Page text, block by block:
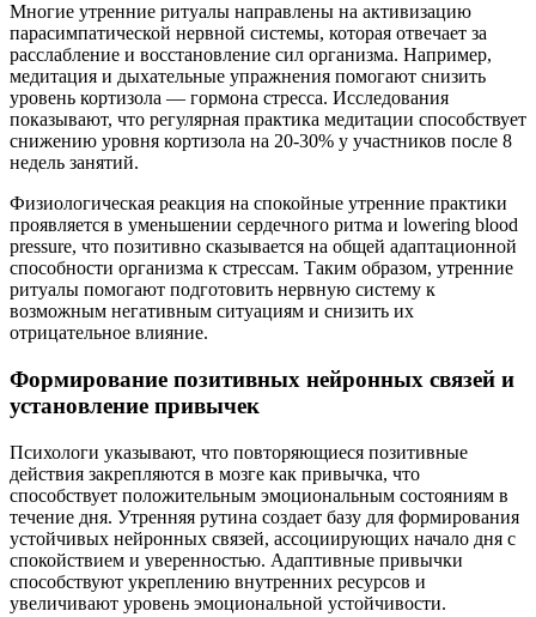
Многие утренние ритуалы направлены на активизацию
парасимпатической нервной системы, которая отвечает за
расслабление и восстановление сил организма. Например,
медитация и дыхательные упражнения помогают снизить
уровень кортизола — гормона стресса. Исследования
показывают, что регулярная практика медитации способствует
снижению уровня кортизола на 20-30% у участников после 8
недель занятий.
Физиологическая реакция на спокойные утренние практики
проявляется в уменьшении сердечного ритма и lowering blood
pressure, что позитивно сказывается на общей адаптационной
способности организма к стрессам. Таким образом, утренние
ритуалы помогают подготовить нервную систему к
возможным негативным ситуациям и снизить их
отрицательное влияние.
Формирование позитивных нейронных связей и
установление привычек
Психологи указывают, что повторяющиеся позитивные
действия закрепляются в мозге как привычка, что
способствует положительным эмоциональным состояниям в
течение дня. Утренняя рутина создает базу для формирования
устойчивых нейронных связей, ассоциирующих начало дня с
спокойствием и уверенностью. Адаптивные привычки
способствуют укреплению внутренних ресурсов и
увеличивают уровень эмоциональной устойчивости.